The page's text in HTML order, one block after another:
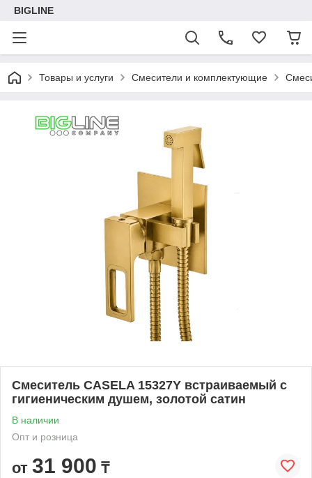
BIGLINE
Товары и услуги Смесители и комплектующие
Смеситель CASELA 15327Y встраиваемый с
гигиеническим душем, золотой сатин
В наличии
Опт и розница
от 31 900 ₸